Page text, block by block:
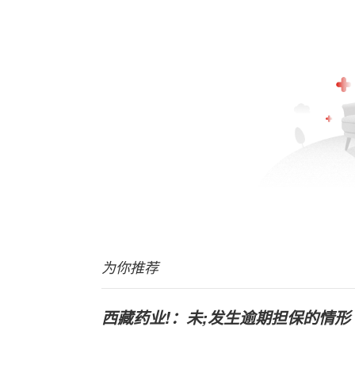
为你推荐
西藏药业!：未;发生逾期担保的情形